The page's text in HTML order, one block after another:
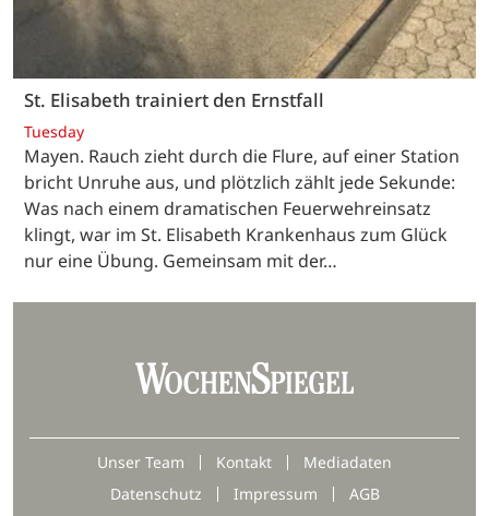
St. Elisabeth trainiert den Ernstfall
Tuesday
Mayen. Rauch zieht durch die Flure, auf einer Station
bricht Unruhe aus, und plötzlich zählt jede Sekunde:
Was nach einem dramatischen Feuerwehreinsatz
klingt, war im St. Elisabeth Krankenhaus zum Glück
nur eine Übung. Gemeinsam mit der…
Unser Team Kontakt
Mediadaten
Datenschutz
Impressum
AGB